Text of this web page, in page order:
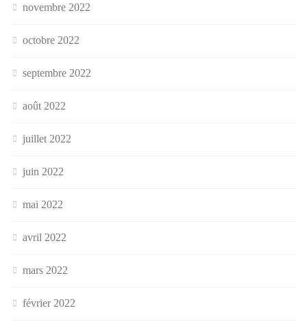
novembre 2022
octobre 2022
septembre 2022
août 2022
juillet 2022
juin 2022
mai 2022
avril 2022
mars 2022
février 2022